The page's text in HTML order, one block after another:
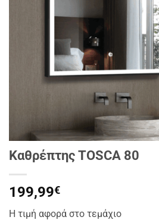
Καθρέπτης TOSCA 80
199,99€
Η τιμή αφορά στο τεμάχιο